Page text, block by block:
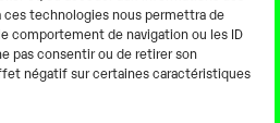
ces technologies nous permettra de
comportement de navigation ou les ID
pas consentir ou de retirer son
négatif sur certaines caractéristiques
et horaires
Salles
numériques